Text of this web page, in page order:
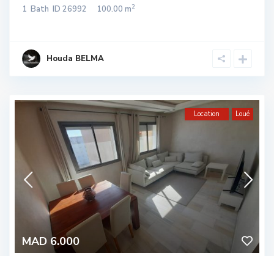
1 Bath ID 26992 100.00 m2
Houda BELMA
MAD 6.000
Location Loué